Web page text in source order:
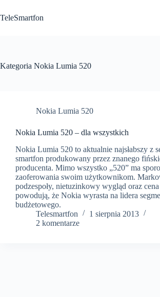
do
treści
TeleSmartfon
Kategoria Nokia Lumia 520
Nokia Lumia 520
Nokia Lumia 520 – dla wszystkich
Nokia Lumia 520 to aktualnie najsłabszy z
smartfon produkowany przez znanego
producenta. Mimo wszystko „520” ma
zaoferowania swoim użytkownikom.
podzespoły, nietuzinkowy wygląd oraz cena
powodują, że Nokia wyrasta na lidera
budżetowego.
Telesmartfon
1 sierpnia 2013
2 komentarze